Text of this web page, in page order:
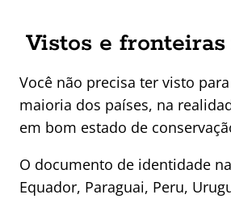
Vistos e
Você não precisa ter visto
maioria dos países, na
em bom estado de
O documento de identidade
Equador, Paraguai, Peru,